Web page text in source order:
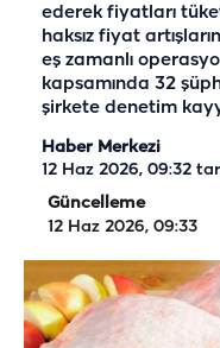
ederek fiyatları
haksız fiyat
eş zamanlı
kapsamında 32
şirkete denetim
Haber Merkezi
12 Haz 2026, 09:32
Güncelleme
12 Haz 2026, 09:33